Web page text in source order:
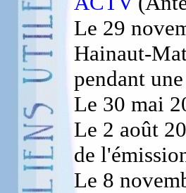
Le 29
Hainaut-
pendant
Le 30 mai
Le 2 août
de
Le 8